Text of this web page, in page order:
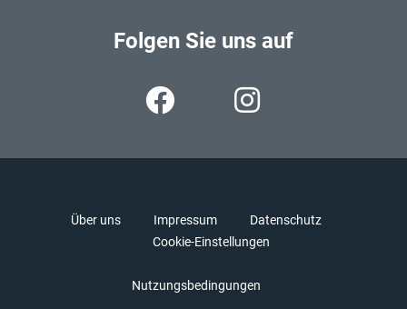
Folgen Sie uns auf
Über uns Impressum
Datenschutz
Cookie-Einstellungen
Nutzungsbedingungen